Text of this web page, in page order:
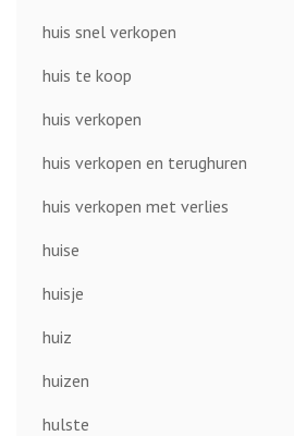
huis snel verkopen
huis te koop
huis verkopen
huis verkopen en terughuren
huis verkopen met verlies
huise
huisje
huiz
huizen
hulste